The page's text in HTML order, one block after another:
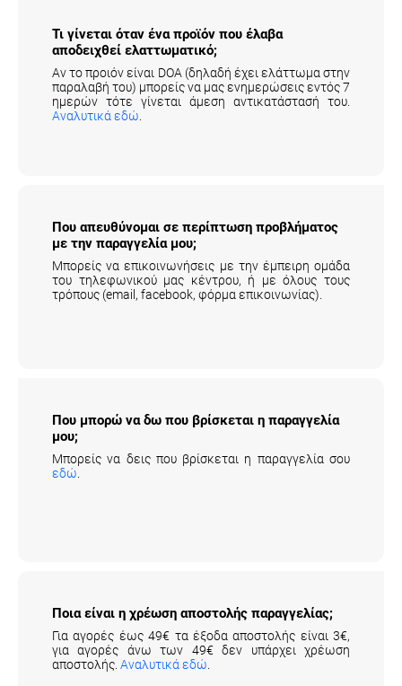
Τι γίνεται όταν ένα προϊόν που έλαβα
αποδειχθεί ελαττωματικό;
Αν το προιόν είναι DOA (δηλαδή έχει ελάττωμα στην
παραλαβή του) μπορείς να μας ενημερώσεις εντός 7
ημερών τότε γίνεται άμεση αντικατάστασή του.
Αναλυτικά εδώ
Που απευθύνομαι σε περίπτωση προβλήματος
με την παραγγελία μου;
Μπορείς να επικοινωνήσεις με την έμπειρη ομάδα
του τηλεφωνικού μας κέντρου, ή με όλους τους
τρόπους (email, facebook, φόρμα επικοινωνίας).
Που μπορώ να δω που βρίσκεται η
παραγγελία μου;
Μπορείς να δεις που βρίσκεται η παραγγελία σου
εδώ
Ποια είναι η χρέωση αποστολής παραγγελίας;
Για αγορές έως 49€ τα έξοδα αποστολής είναι 3€,
για αγορές άνω των 49€ δεν υπάρχει χρέωση
αποστολής. Αναλυτικά εδώ